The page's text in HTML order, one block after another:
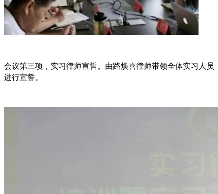
会议第三项，实习律师宣誓。由路焕喜律师带领全体实习人员
进行宣誓。